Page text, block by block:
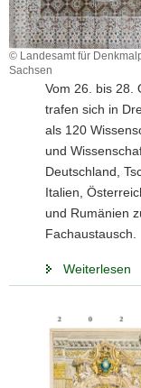
© Landesamt für
Sachsen
Vom 26. bis 28.
trafen sich in
als 120
und
Deutschland,
Italien,
und Rumänien
Fachaustausch.
Weiterlesen